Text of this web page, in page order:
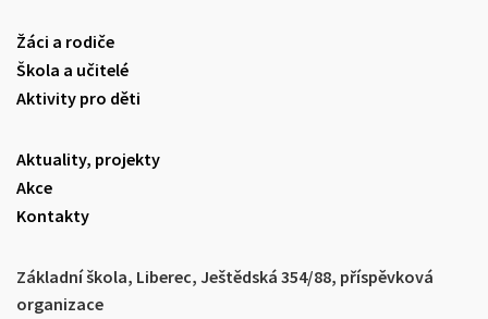
Žáci a rodiče
Škola a učitelé
Aktivity pro děti
Aktuality, projekty
Akce
Kontakty
Základní škola, Liberec, Ještědská 354/88, příspěvková
organizace